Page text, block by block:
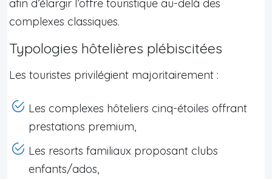
afin d’élargir l’offre touristique au-delà des
complexes classiques.
Typologies hôtelières plébiscitées
Les touristes privilégient majoritairement :
Les complexes hôteliers cinq-étoiles offrant
prestations premium,
Les resorts familiaux proposant clubs
enfants/ados,